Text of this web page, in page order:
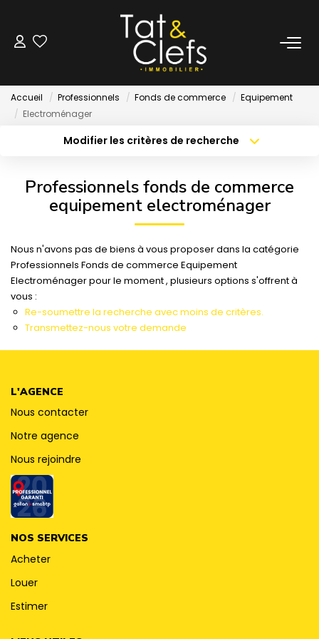
LOCATION
Nos Biens Loués
ESTIMATION
LOCAUX & BUREAUX
PARTENAIRE TRANSACTION
CONTACT
Accueil Professionnels Fonds de commerce
Equipement
Electroménager
Modifier les critères de recherche
Surface min Budget max
Professionnels fonds de commerce
equipement electroménager
Nous n'avons pas de biens à vous proposer dans la catégorie
Professionnels Fonds de commerce Equipement
Electroménager pour le moment , plusieurs options s'offrent à
vous :
Re-soumettre la recherche avec moins de critères.
Transmettez-nous votre demande
L'AGENCE
Nous contacter
Notre agence
Nous rejoindre
NOS SERVICES
Acheter
Louer
Estimer